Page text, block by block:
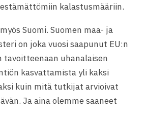
kalastusmääriin.
Suomi. Suomen maa- ja
on joka vuosi saapunut EU:n
uhanalaisen
kasvattamista yli kaksi
kuin mitä tutkijat arvioivat
Ja aina olemme saaneet